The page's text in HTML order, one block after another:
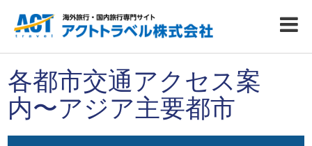
各都市交通アクセス案
内〜アジア主要都市